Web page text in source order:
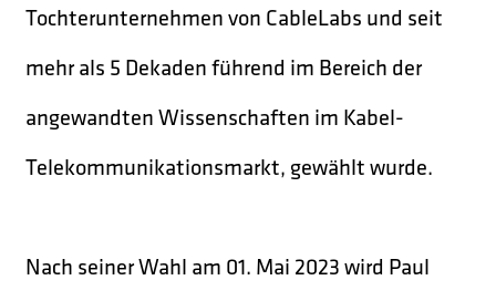
Tochterunternehmen von CableLabs und seit
mehr als 5 Dekaden führend im Bereich der
angewandten Wissenschaften im Kabel-
Telekommunikationsmarkt, gewählt wurde.
Nach seiner Wahl am 01. Mai 2023 wird Paul